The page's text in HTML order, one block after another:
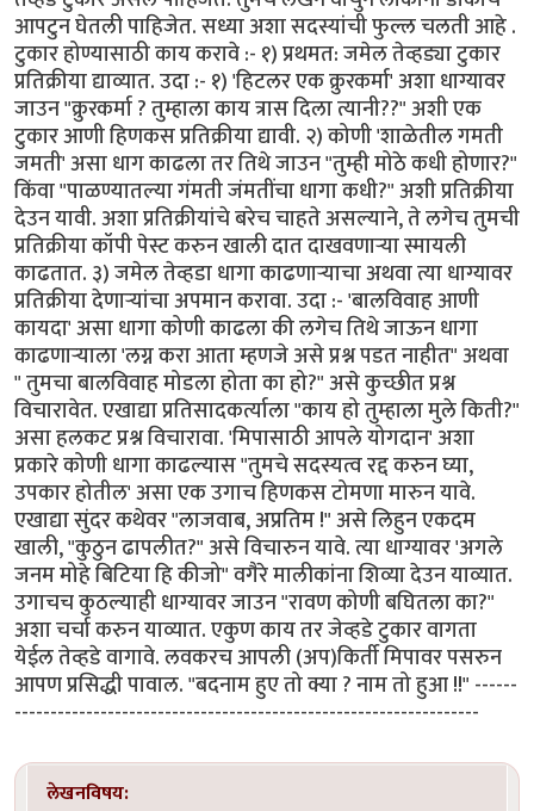
आपटुन घेतली पाहिजेत. सध्या अशा सदस्यांची फुल्ल चलती आहे .
टुकार होण्यासाठी काय करावे :- १) प्रथमत: जमेल तेव्हड्या टुकार
प्रतिक्रीया द्याव्यात. उदा :- १) 'हिटलर एक क्रुरकर्मा' अशा धाग्यावर
जाउन "क्रुरकर्मा ? तुम्हाला काय त्रास दिला त्यानी??" अशी एक
टुकार आणी हिणकस प्रतिक्रीया द्यावी. २) कोणी 'शाळेतील गमती
जमती' असा धाग काढला तर तिथे जाउन "तुम्ही मोठे कधी होणार?"
किंवा "पाळण्यातल्या गंमती जंमतींचा धागा कधी?" अशी प्रतिक्रीया
देउन यावी. अशा प्रतिक्रीयांचे बरेच चाहते असल्याने, ते लगेच तुमची
प्रतिक्रीया कॉपी पेस्ट करुन खाली दात दाखवणार्‍या स्मायली
काढतात. ३) जमेल तेव्हडा धागा काढणार्‍याचा अथवा त्या धाग्यावर
प्रतिक्रीया देणार्‍यांचा अपमान करावा. उदा :- 'बालविवाह आणी
कायदा' असा धागा कोणी काढला की लगेच तिथे जाऊन धागा
काढणार्‍याला 'लग्न करा आता म्हणजे असे प्रश्न पडत नाहीत" अथवा
" तुमचा बालविवाह मोडला होता का हो?" असे कुच्छीत प्रश्न
विचारावेत. एखाद्या प्रतिसादकर्त्याला "काय हो तुम्हाला मुले किती?"
असा हलकट प्रश्न विचारावा. 'मिपासाठी आपले योगदान' अशा
प्रकारे कोणी धागा काढल्यास "तुमचे सदस्यत्व रद्द करुन घ्या,
उपकार होतील' असा एक उगाच हिणकस टोमणा मारुन यावे.
एखाद्या सुंदर कथेवर "लाजवाब, अप्रतिम !" असे लिहुन एकदम
खाली, "कुठुन ढापलीत?" असे विचारुन यावे. त्या धाग्यावर 'अगले
जनम मोहे बिटिया हि कीजो" वगैरे मालीकांना शिव्या देउन याव्यात.
उगाचच कुठल्याही धाग्यावर जाउन "रावण कोणी बघितला का?"
अशा चर्चा करुन याव्यात. एकुण काय तर जेव्हडे टुकार वागता
येईल तेव्हडे वागावे. लवकरच आपली (अप)किर्ती मिपावर पसरुन
आपण प्रसिद्धी पावाल. "बदनाम हुए तो क्या ? नाम तो हुआ !!" ------
-----------------------------------------------------------------
लेखनविषय: